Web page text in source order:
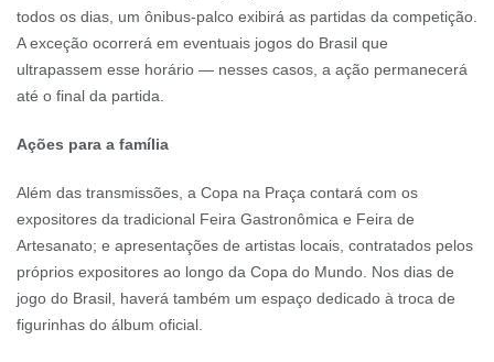
todos os dias, um ônibus-palco exibirá as partidas da competição.
A exceção ocorrerá em eventuais jogos do Brasil que
ultrapassem esse horário — nesses casos, a ação permanecerá
até o final da partida.
Ações para a família
Além das transmissões, a Copa na Praça contará com os
expositores da tradicional Feira Gastronômica e Feira de
Artesanato; e apresentações de artistas locais, contratados pelos
próprios expositores ao longo da Copa do Mundo. Nos dias de
jogo do Brasil, haverá também um espaço dedicado à troca de
figurinhas do álbum oficial.